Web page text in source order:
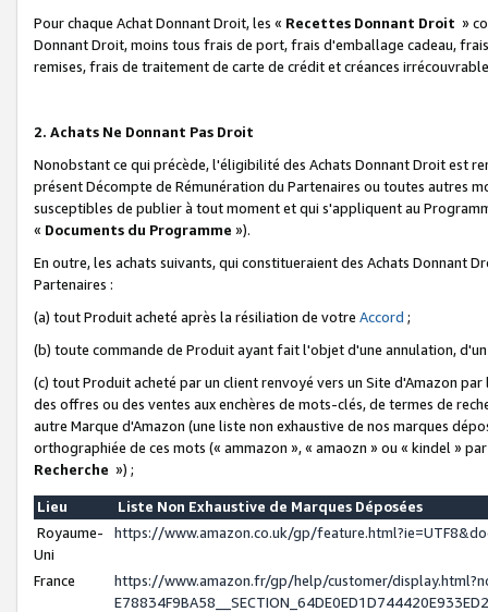
Pour chaque Achat Donnant Droit, les « Recettes Donnant Droit »
Donnant Droit, moins tous frais de port, frais d'emballage cadeau,
remises, frais de traitement de carte de crédit et créances
2. Achats Ne Donnant Pas Droit
Nonobstant ce qui précède, l'éligibilité des Achats Donnant Droit est
présent Décompte de Rémunération du Partenaires ou toutes autres
susceptibles de publier à tout moment et qui s'appliquent au
« Documents du Programme »).
En outre, les achats suivants, qui constitueraient des Achats Donnant
Partenaires :
(a) tout Produit acheté après la résiliation de votre Accord ;
(b) toute commande de Produit ayant fait l'objet d'une annulation,
(c) tout Produit acheté par un client renvoyé vers un Site d'Amazon
des offres ou des ventes aux enchères de mots-clés, de termes de
autre Marque d'Amazon (une liste non exhaustive de nos marques
orthographiée de ces mots (« ammazon », « amaozn » ou « kindel »
Recherche ») ;
Lieu
Liste Non Exhaustive de Marques Déposées
Royaume-
Uni
https://www.amazon.co.uk/gp/
France
https://www.amazon.fr/gp/help/customer/